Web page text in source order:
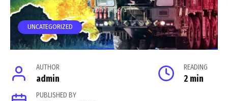
UNCATEGORIZED
AUTHOR
admin
READING
2 min
PUBLISHED BY